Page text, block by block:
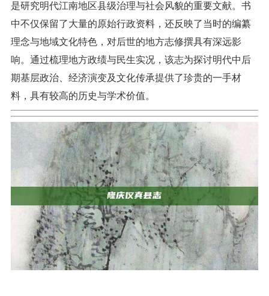
是研究明代江南地区县级治理与社会风貌的重要文献。书
中不仅保留了大量的原始行政资料，还反映了当时的编纂
理念与地域文化特色，对后世的地方志修撰具有深远影
响。通过梳理地方政绩与民生实况，该志为探讨明代中后
期基层政治、经济演变及文化传承提供了珍贵的一手材
料，具有较高的历史与学术价值。